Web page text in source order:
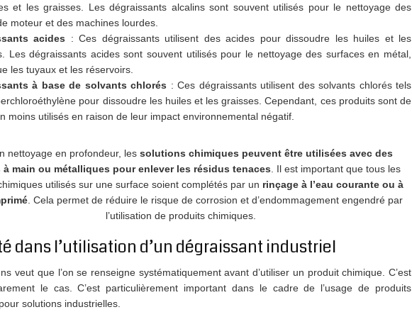
et les graisses. Les dégraissants alcalins sont souvent utilisés pour le nettoyage des
moteur et des machines lourdes.
acides : Ces dégraissants utilisent des acides pour dissoudre les huiles et les
Les dégraissants acides sont souvent utilisés pour le nettoyage des surfaces en métal,
les tuyaux et les réservoirs.
à base de solvants chlorés : Ces dégraissants utilisent des solvants chlorés tels
pour dissoudre les huiles et les graisses. Cependant, ces produits sont de
moins utilisés en raison de leur impact environnemental négatif.
nettoyage en profondeur, les solutions chimiques peuvent être utilisées avec des
à main ou métalliques pour enlever les résidus tenaces . Il est important que tous les
utilisés sur une surface soient complétés par un rinçage à l’eau courante ou à
. Cela permet de réduire le risque de corrosion et d’endommagement engendré par
l’utilisation de produits chimiques.
dans l’utilisation d’un dégraissant industriel
veut que l’on se renseigne systématiquement avant d’utiliser un produit chimique. C’est
le cas. C’est particulièrement important dans le cadre de l’usage de produits
solutions industrielles.